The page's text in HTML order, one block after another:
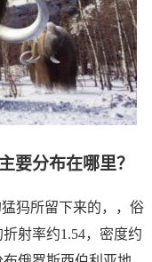
要分布在哪里？
犸所留下来的，，俗
射率约1.54，密度约